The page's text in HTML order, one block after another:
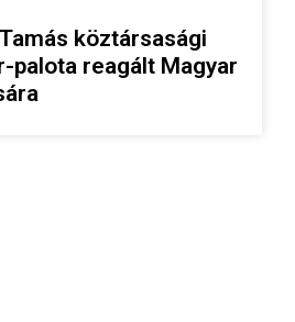
köztársasági
palota reagált Magyar